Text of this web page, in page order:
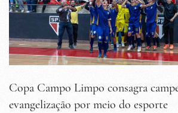
Copa Campo Limpo consagra
evangelização por meio do esporte